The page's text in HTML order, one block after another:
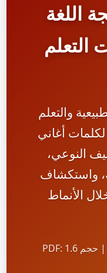
اللغة
التعلم
والتعلم
أغاني
النوعي،
واستكشاف
الأنماط
computationaltoken.com | حجم PDF: 1.6